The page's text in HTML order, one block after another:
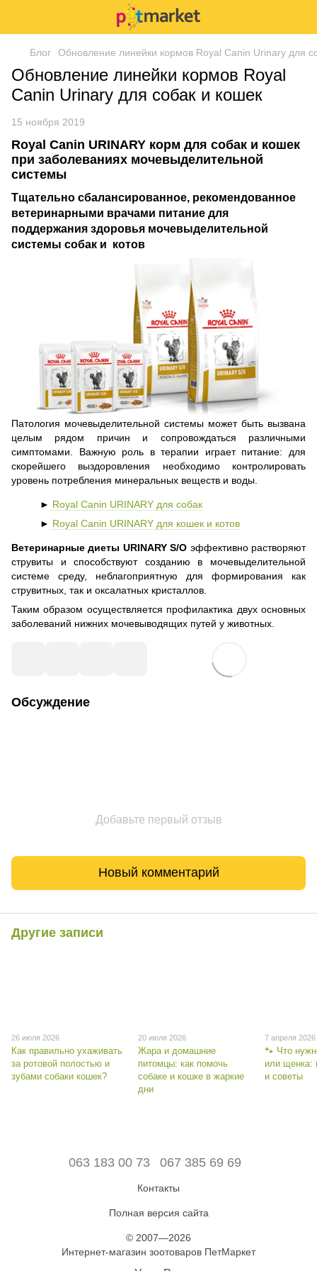
Блог Обновление линейки кормов Royal Canin Urinary для
Обновление линейки кормов Royal
Canin Urinary для собак и кошек
15 ноября 2019
Royal Canin URINARY корм для собак и кошек
при заболеваниях мочевыделительной
системы
Тщательно сбалансированное, рекомендованное
ветеринарными врачами питание для
поддержания здоровья мочевыделительной
системы собак и котов
Патология мочевыделительной системы может быть вызвана
целым рядом причин и сопровождаться различными
симптомами. Важную роль в терапии играет питание: для
скорейшего выздоровления необходимо контролировать
уровень потребления минеральных веществ и воды.
► Royal Canin URINARY для собак
► Royal Canin URINARY для кошек и котов
Ветеринарные диеты URINARY S/O эффективно растворяют
струвиты и способствуют созданию в мочевыделительной
системе среду, неблагоприятную для формирования как
струвитных, так и оксалатных кристаллов.
Таким образом осуществляется профилактика двух основных
заболеваний нижних мочевыводящих путей у животных.
Обсуждение
Добавьте первый отзыв
Новый комментарий
Другие записи
26 июля 2026
Как правильно ухаживать
за ротовой полостью и
зубами собаки кошек?
20 июля 2026
Жара и домашние
питомцы: как помочь
собаке и кошке в жаркие
дни
7 апреля 2026
🐾 Что
или щенка:
и советы
063 183 00 73 067 385 69 69
Контакты
Полная версия сайта
© 2007—2026
Интернет-магазин зоотоваров ПетМаркет